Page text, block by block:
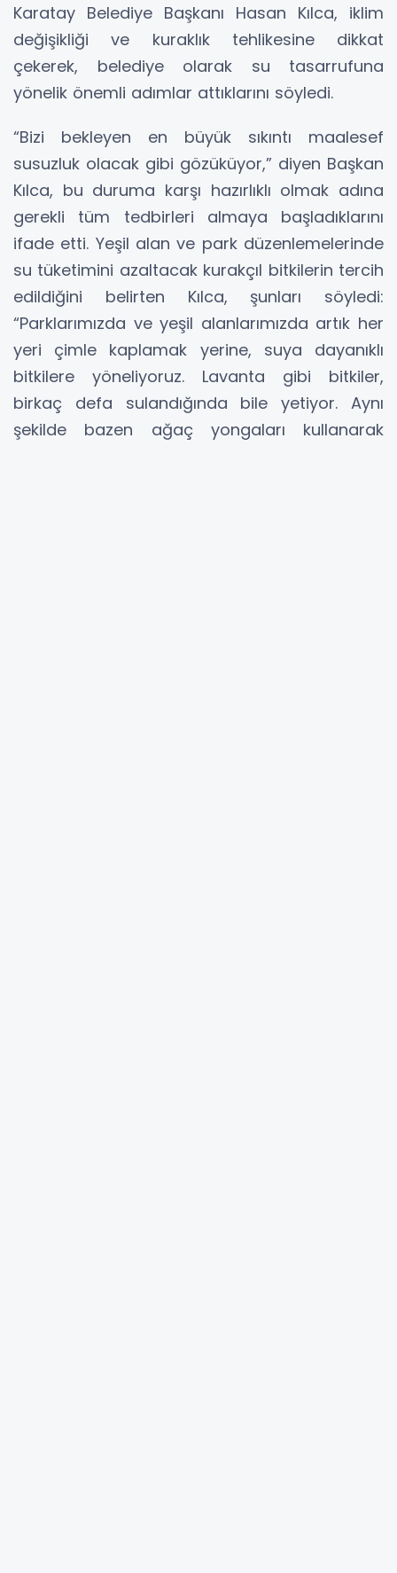
Karatay Belediye Başkanı Hasan Kılca, iklim
değişikliği ve kuraklık tehlikesine dikkat
çekerek, belediye olarak su tasarrufuna
yönelik önemli adımlar attıklarını söyledi.
“Bizi bekleyen en büyük sıkıntı maalesef
susuzluk olacak gibi gözüküyor,” diyen Başkan
Kılca, bu duruma karşı hazırlıklı olmak adına
gerekli tüm tedbirleri almaya başladıklarını
ifade etti. Yeşil alan ve park düzenlemelerinde
su tüketimini azaltacak kurakçıl bitkilerin tercih
edildiğini belirten Kılca, şunları söyledi:
“Parklarımızda ve yeşil alanlarımızda artık her
yeri çimle kaplamak yerine, suya dayanıklı
bitkilere yöneliyoruz. Lavanta gibi bitkiler,
birkaç defa sulandığında bile yetiyor. Aynı
şekilde bazen ağaç yongaları kullanarak